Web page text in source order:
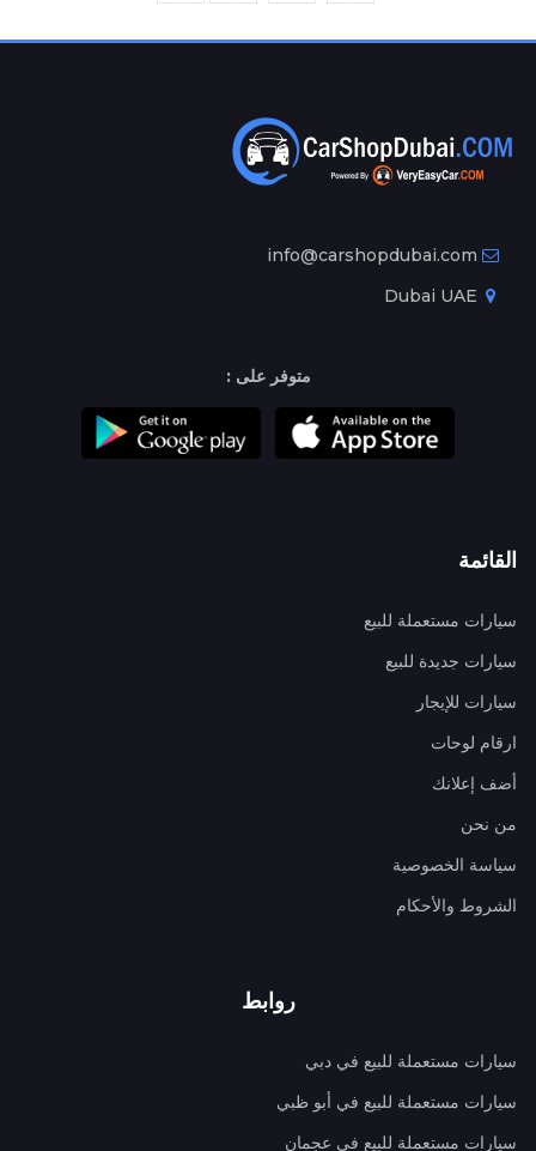
info@carshopdubai.com
متوفر على :
القائمة
سيارات مستعملة للبيع
سيارات جديدة للبيع
سيارات للإيجار
ارقام لوحات
أضف إعلانك
من نحن
سياسة الخصوصية
الشروط والأحكام
روابط
سيارات مستعملة للبيع في دبي
سيارات مستعملة للبيع في أبو ظبي
سيارات مستعملة للبيع في عجمان